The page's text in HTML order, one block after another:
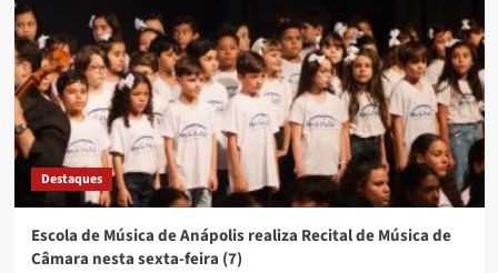
Destaques
Escola de Música de Anápolis realiza Recital de Música de
Câmara nesta sexta-feira (7)